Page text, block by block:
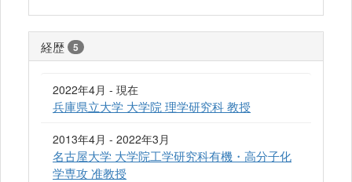
経歴 5
2022年4月 - 現在
兵庫県立大学 大学院 理学研究科 教授
2013年4月 - 2022年3月
名古屋大学 大学院工学研究科有機・高分子化
学専攻 准教授